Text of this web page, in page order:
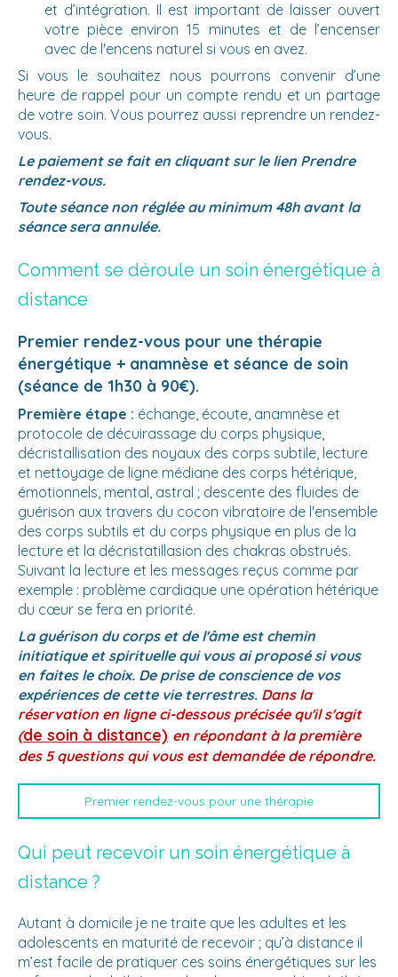
et d’intégration. Il est important de laisser ouvert
votre pièce environ 15 minutes et de l’encenser
avec de l'encens naturel si vous en avez.
Si vous le souhaitez nous pourrons convenir d’une
heure de rappel pour un compte rendu et un partage
de votre soin. Vous pourrez aussi reprendre un rendez-
vous.
Le paiement se fait en cliquant sur le lien Prendre
rendez-vous.
Toute séance non réglée au minimum 48h avant la
séance sera annulée.
Comment se déroule un soin énergétique à
distance
Premier rendez-vous pour une thérapie
énergétique + anamnèse et séance de soin
(séance de 1h30 à 90€).
Première étape : échange, écoute, anamnèse et
protocole de décuirassage du corps physique,
décristallisation des noyaux des corps subtile, lecture
et nettoyage de ligne médiane des corps hétérique,
émotionnels, mental, astral ; descente des fluides de
guérison aux travers du cocon vibratoire de l'ensemble
des corps subtils et du corps physique en plus de la
lecture et la décristatillasion des chakras obstrués.
Suivant la lecture et les messages reçus comme par
exemple : problème cardiaque une opération hétérique
du cœur se fera en priorité.
La guérison du corps et de l'âme est chemin
initiatique et spirituellequi vous ai proposé si vous
en faites le choix. De prise de conscience de vos
expériences de cette vie terrestres. Dans la
réservation en ligne ci-dessous précisée qu'il s'agit
(de soin à distance) en répondant à la première
des 5 questions qui vous est demandée de répondre.
Premier rendez-vous pour une thérapie
Qui peut recevoir un soin énergétique à
distance ?
Autant à domicile je ne traite que les adultes et les
adolescents en maturité de recevoir ; qu’à distance il
m’est facile de pratiquer ces soins énergétiques sur les